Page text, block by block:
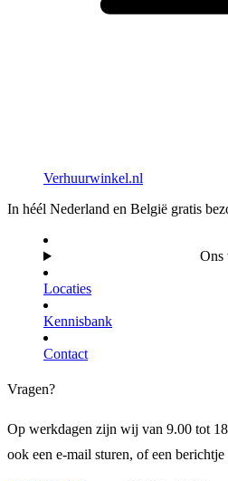
Verhuurwinkel.nl
In héél Nederland en België gratis
Ons
Locaties
Kennisbank
Contact
Vragen?
Op werkdagen zijn wij van 9.00 tot
ook een e-mail sturen, of een